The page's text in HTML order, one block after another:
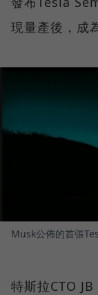
現量產後，成
Musk公佈的首張
特斯拉CTO